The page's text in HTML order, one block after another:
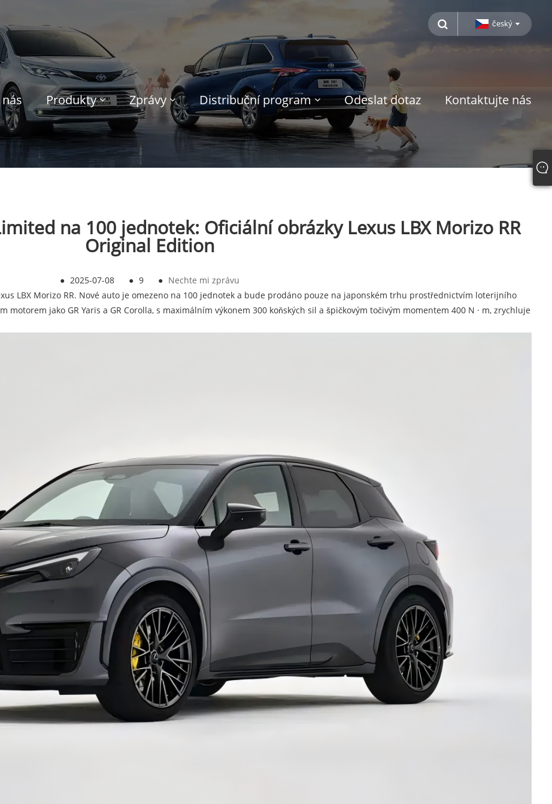
český
Produkty Zprávy Distribuční program Odeslat dotaz Kontaktujte nás
na 100 jednotek: Oficiální obrázky Lexus LBX Morizo ​​RR
Original Edition
● 2025-07-08 ● 9 ● Nechte mi zprávu
LBX Morizo ​​RR. Nové auto je omezeno na 100 jednotek a bude prodáno pouze na japonském trhu prostřednictvím loterijního
motorem jako GR Yaris a GR Corolla, s maximálním výkonem 300 koňských sil a špičkovým točivým momentem 400 N · m, zrychluje